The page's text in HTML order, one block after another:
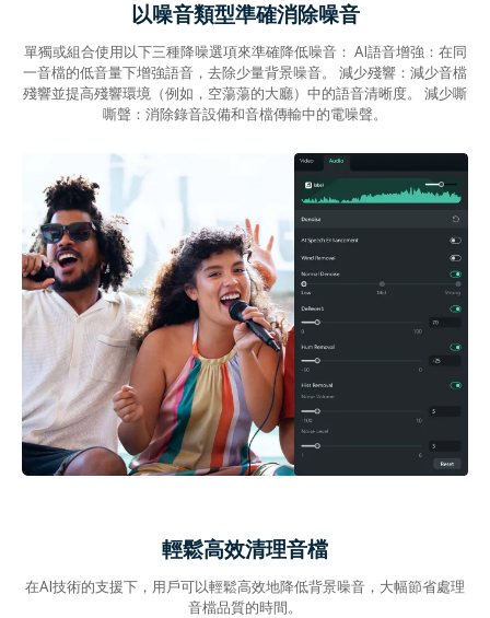
以噪音類型準確消除噪音
單獨或組合使用以下三種降噪選項來準確降低噪音： AI語音增強：在同
一音檔的低音量下增強語音，去除少量背景噪音。 減少殘響：減少音檔
殘響並提高殘響環境（例如，空蕩蕩的大廳）中的語音清晰度。 減少嘶
嘶聲：消除錄音設備和音檔傳輸中的電噪聲。
輕鬆高效清理音檔
在AI技術的支援下，用戶可以輕鬆高效地降低背景噪音，大幅節省處理
音檔品質的時間。